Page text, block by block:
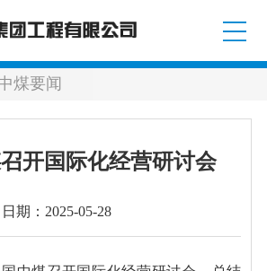
煤要闻
开国际化经营研讨会
日期：2025-05-28